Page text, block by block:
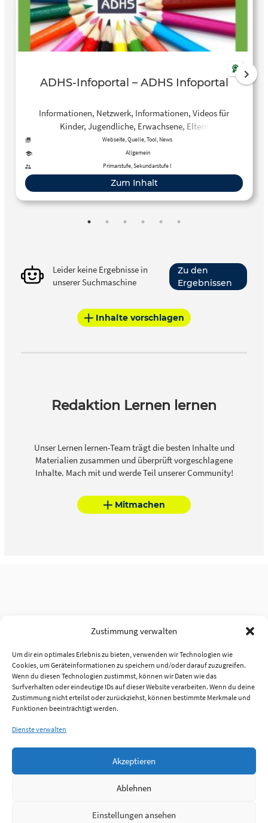
Zustimmung verwalten
Um dir ein optimales Erlebnis zu bieten, verwenden wir Technologien wie
Cookies, um Geräteinformationen zu speichern und/oder darauf zuzugreifen.
Wenn du diesen Technologien zustimmst, können wir Daten wie das
Surfverhalten oder eindeutige IDs auf dieser Website verarbeiten. Wenn du deine
Zustimmung nicht erteilst oder zurückziehst, können bestimmte Merkmale und
Funktionen beeinträchtigt werden.
Dienste verwalten
Akzeptieren
Ablehnen
Einstellungen ansehen
ADHS-Infoportal – ADHS Infoportal
Informationen, Netzwerk, Informationen, Videos für
Kinder, Jugendliche, Erwachsene, Eltern
Webseite, Quelle, Tool, News
Allgemein
Primarstufe, Sekundarstufe I
Zum Inhalt
Leider keine Ergebnisse in
unserer Suchmaschine
Zu den
Ergebnissen
Inhalte vorschlagen
Redaktion Lernen lernen
Unser Lernen lernen-Team trägt die besten Inhalte und
Materialien zusammen und überprüft vorgeschlagene
Inhalte. Mach mit und werde Teil unserer Community!
Mitmachen
Anmelden